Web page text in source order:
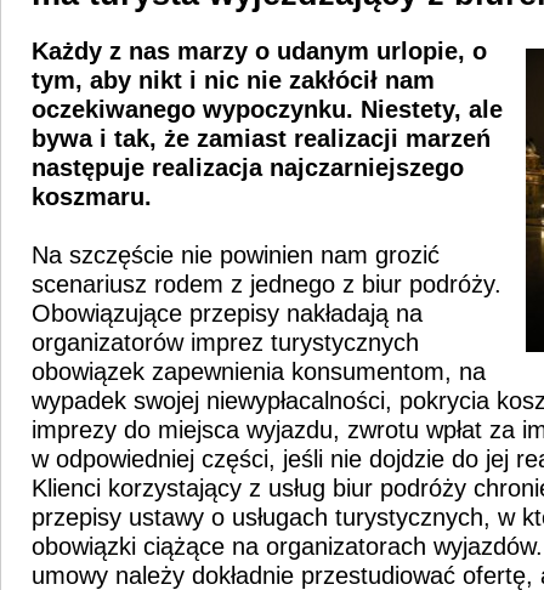
Każdy z nas marzy o udanym urlopie, o
tym, aby nikt i nic nie zakłócił nam
oczekiwanego wypoczynku. Niestety, ale
bywa i tak, że zamiast realizacji marzeń
następuje realizacja najczarniejszego
koszmaru.
Na szczęście nie powinien nam grozić
scenariusz rodem z jednego z biur podróży.
Obowiązujące przepisy nakładają na
organizatorów imprez turystycznych
obowiązek zapewnienia konsumentom, na
wypadek swojej niewypłacalności, pokrycia
imprezy do miejsca wyjazdu, zwrotu wpłat za
w odpowiedniej części, jeśli nie dojdzie do jej
Klienci korzystający z usług biur podróży
przepisy ustawy o usługach turystycznych, w
obowiązki ciążące na organizatorach
umowy należy dokładnie przestudiować